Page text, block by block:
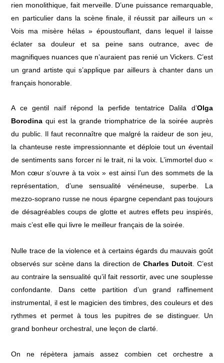
rien monolithique, fait merveille. D’une puissance remarquable,
en particulier dans la scène finale, il réussit par ailleurs un «
Vois ma misère hélas » époustouflant, dans lequel il laisse
éclater sa douleur et sa peine sans outrance, avec de
magnifiques nuances que n’auraient pas renié un Vickers. C’est
un grand artiste qui s’applique par ailleurs à chanter dans un
français honorable.
A ce gentil naïf répond la perfide tentatrice Dalila d’Olga
Borodina qui est la grande triomphatrice de la soirée auprès
du public. Il faut reconnaître que malgré la raideur de son jeu,
la chanteuse reste impressionnante et déploie tout un éventail
de sentiments sans forcer ni le trait, ni la voix. L’immortel duo «
Mon cœur s’ouvre à ta voix » est ainsi l’un des sommets de la
représentation, d’une sensualité vénéneuse, superbe. La
mezzo-soprano russe ne nous épargne cependant pas toujours
de désagréables coups de glotte et autres effets peu inspirés,
mais c’est elle qui livre le meilleur français de la soirée.
Nulle trace de la violence et à certains égards du mauvais goût
observés sur scène dans la direction de Charles Dutoit. C’est
au contraire la sensualité qu’il fait ressortir, avec une souplesse
confondante. Dans cette partition d’un grand raffinement
instrumental, il est le magicien des timbres, des couleurs et des
rythmes et permet à tous les pupitres de se distinguer. Un
grand bonheur orchestral, une leçon de clarté.
On ne répètera jamais assez combien cet orchestre a